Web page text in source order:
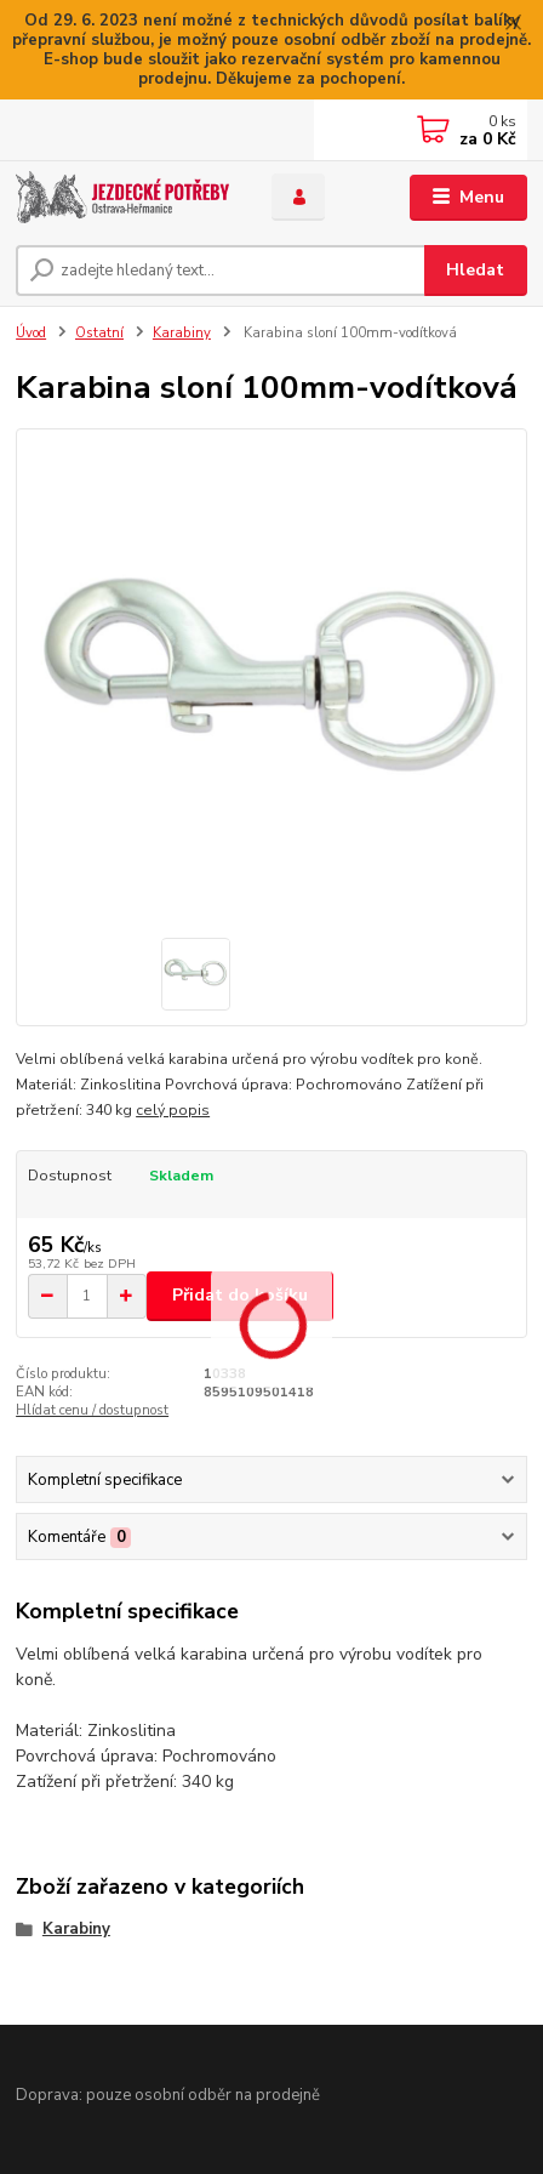
Od 29. 6. 2023 není možné z technických důvodů posílat balíky
přepravní službou, je možný pouze osobní odběr zboží na prodejně.
E-shop bude sloužit jako rezervační systém pro kamennou
prodejnu. Děkujeme za pochopení.
Menu
Hledat
0 ks
za 0 Kč
Úvod Ostatní Karabiny Karabina sloní 100mm-vodítková
Karabina sloní 100mm-vodítková
Velmi oblíbená velká karabina určená pro výrobu vodítek pro koně.
Materiál: Zinkoslitina Povrchová úprava: Pochromováno Zatížení při
přetržení: 340 kg celý popis
Dostupnost Skladem
65 Kč/ks
53,72 Kč bez DPH
Přidat do košíku
Číslo produktu:
10338
EAN kód:
8595109501418
Hlídat cenu / dostupnost
Kompletní specifikace
Komentáře 0
Kompletní specifikace
Velmi oblíbená velká karabina určená pro výrobu vodítek pro
koně.
Materiál: Zinkoslitina
Povrchová úprava: Pochromováno
Zatížení při přetržení: 340 kg
Zboží zařazeno v kategoriích
Karabiny
Doprava: pouze osobní odběr na prodejně